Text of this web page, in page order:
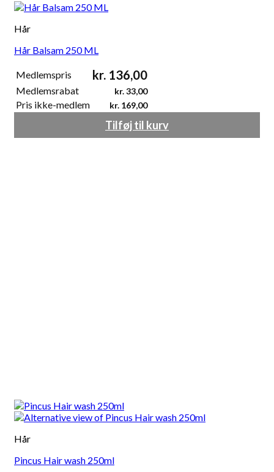
Hår
Hår Balsam 250 ML
Medlemspris kr. 136,00
Medlemsrabat kr.33,00
Pris ikke-medlem kr. 169,00
Tilføj til kurv
Hår
Pincus Hair wash 250ml